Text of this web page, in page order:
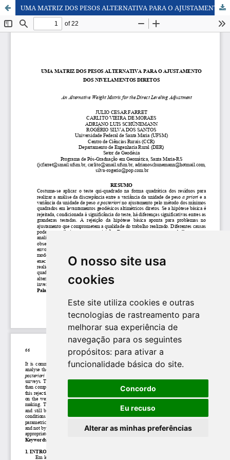
O nosso site usa
cookies
Este site utiliza cookies e outras
tecnologias de rastreamento para
melhorar sua experiência de
navegação para os seguintes
propósitos: para ativar a
funcionalidade básica do site.
Concordo
Eu recuso
Alterar as minhas preferências
UMA MATRIZ DOS PESOS ALTERNATIVA PARA O AJUSTAMENTO DOS NIVELAMENTOS DIRETOS